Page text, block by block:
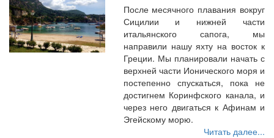
После месячного плавания вокруг
Сицилии и нижней части
итальянского сапога, мы
направили нашу яхту на восток к
Греции. Мы планировали начать с
верхней части Ионического моря и
постепенно спускаться, пока не
достигнем Коринфского канала, и
через него двигаться к Афинам и
Эгейскому морю.
Читать далее...